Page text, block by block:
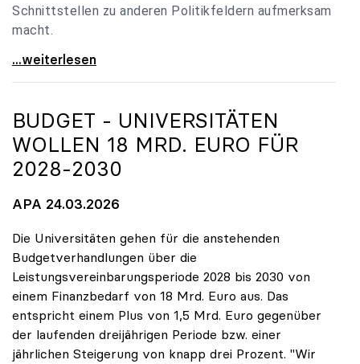
Schnittstellen zu anderen Politikfeldern aufmerksam
macht.
uniko zu FORWIT-Analyse: Wichtige Themen
...weiterlesen
BUDGET - UNIVERSITÄTEN
WOLLEN 18 MRD. EURO FÜR
2028-2030
APA 24.03.2026
Die Universitäten gehen für die anstehenden
Budgetverhandlungen über die
Leistungsvereinbarungsperiode 2028 bis 2030 von
einem Finanzbedarf von 18 Mrd. Euro aus. Das
entspricht einem Plus von 1,5 Mrd. Euro gegenüber
der laufenden dreijährigen Periode bzw. einer
jährlichen Steigerung von knapp drei Prozent. "Wir